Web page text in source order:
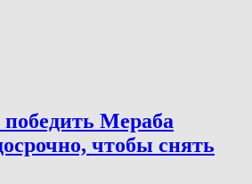
Мераба
чтобы снять